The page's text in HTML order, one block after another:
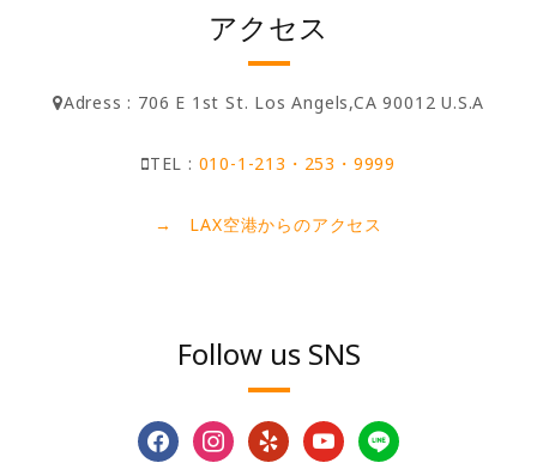
アクセス
Adress : 706 E 1st St. Los Angels,CA 90012 U.S.A
TEL : 010-1-213・253・9999
→ LAX空港からのアクセス
Follow us SNS
facebookinstagram
yelp youtubeline